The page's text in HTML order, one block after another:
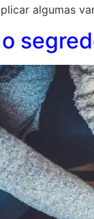
algumas